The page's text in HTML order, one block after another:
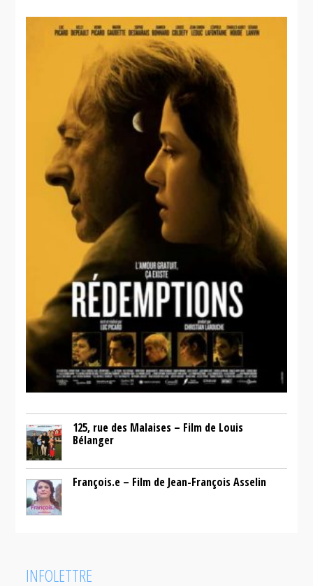
125, rue des Malaises – Film de Louis
Bélanger
François.e – Film de Jean-François Asselin
INFOLETTRE